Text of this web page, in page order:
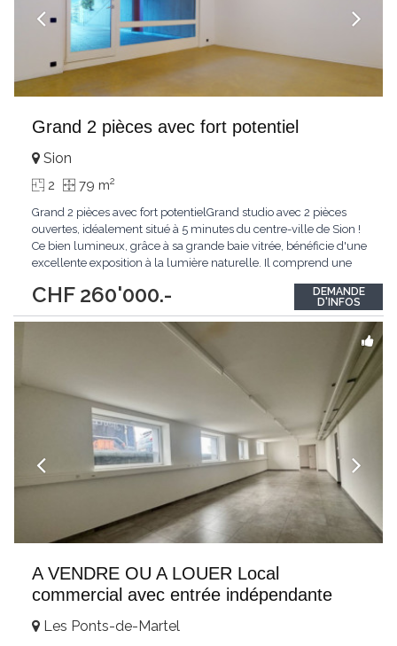
Grand 2 pièces avec fort potentiel
CHF 260'000.-
Sion
2 79 m2
Grand 2 pièces avec fort potentielGrand studio avec 2 pièces
ouvertes, idéalement situé à 5 minutes du centre-ville de Sion !
Ce bien lumineux, grâce à sa grande baie vitrée, bénéficie d'une
excellente exposition à la lumière naturelle. Il comprend une
par un ascenseur sécurisé par un portail fermé, ce studio
dispose...
DEMANDE
D'INFOS
A VENDRE OU A LOUER Local
commercial avec entrée indépendante
Les Ponts-de-Martel